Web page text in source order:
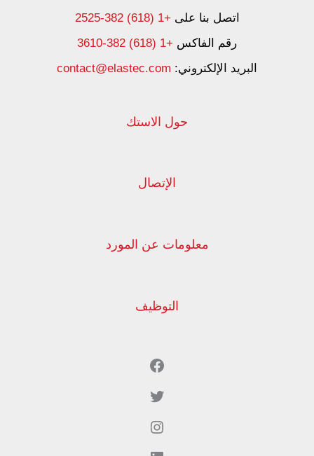
اتصل بنا على +1 (618) 382-2525
رقم الفاكس +1 (618) 382-3610
البريد الإلكتروني: contact@elastec.com
حول الاستك
الإتصال
معلومات عن المورد
التوظيف